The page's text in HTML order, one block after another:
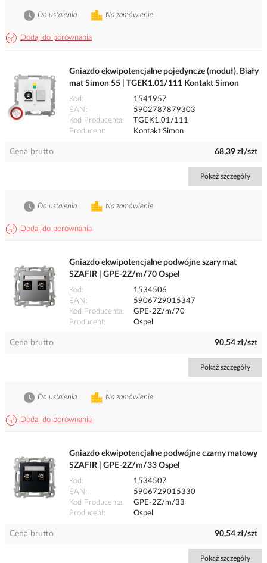
Dodaj do porównania
Na zamówienie
Do ustalenia
Gniazdo ekwipotencjalne pojedyncze (moduł), Biały
mat Simon 55 | TGEK1.01/111 Kontakt Simon
Kod
1541957
EAN
5902787879303
Kod Producenta
TGEK1.01/111
Producent
Kontakt Simon
Cena brutto 68,39 zł/szt
Pokaż szczegóły
Dodaj do porównania
Na zamówienie
Do ustalenia
Gniazdo ekwipotencjalne podwójne szary mat
SZAFIR | GPE-2Z/m/70 Ospel
Kod
1534506
EAN
5906729015347
Kod Producenta
GPE-2Z/m/70
Producent
Ospel
Cena brutto 90,54 zł/szt
Pokaż szczegóły
Dodaj do porównania
Na zamówienie
Do ustalenia
Gniazdo ekwipotencjalne podwójne czarny matowy
SZAFIR | GPE-2Z/m/33 Ospel
Kod
1534507
EAN
5906729015330
Kod Producenta
GPE-2Z/m/33
Producent
Ospel
Cena brutto 90,54 zł/szt
Pokaż szczegóły